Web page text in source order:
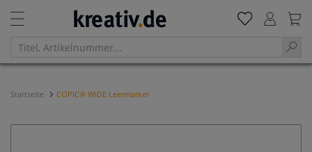
Startseite COPIC® WIDE Leermarker